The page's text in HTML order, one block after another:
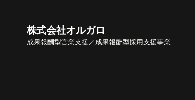
株式会社オルガロ
成果報酬型営業支援／成果報酬型採用支援事業